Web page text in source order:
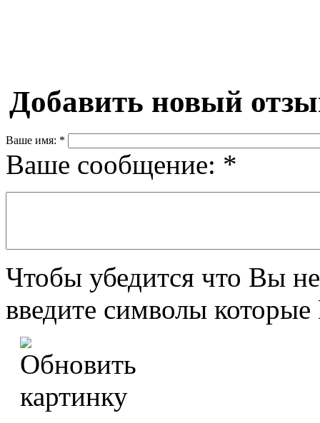
Добавить новый
Ваше имя: *
Ваше сообщение: *
Чтобы убедится что Вы
введите символы